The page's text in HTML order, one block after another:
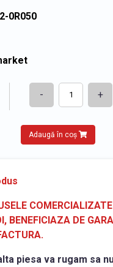
0R050
- +
Adaugă în coș
BENEFICIAZA DE
piesa va rugam sa